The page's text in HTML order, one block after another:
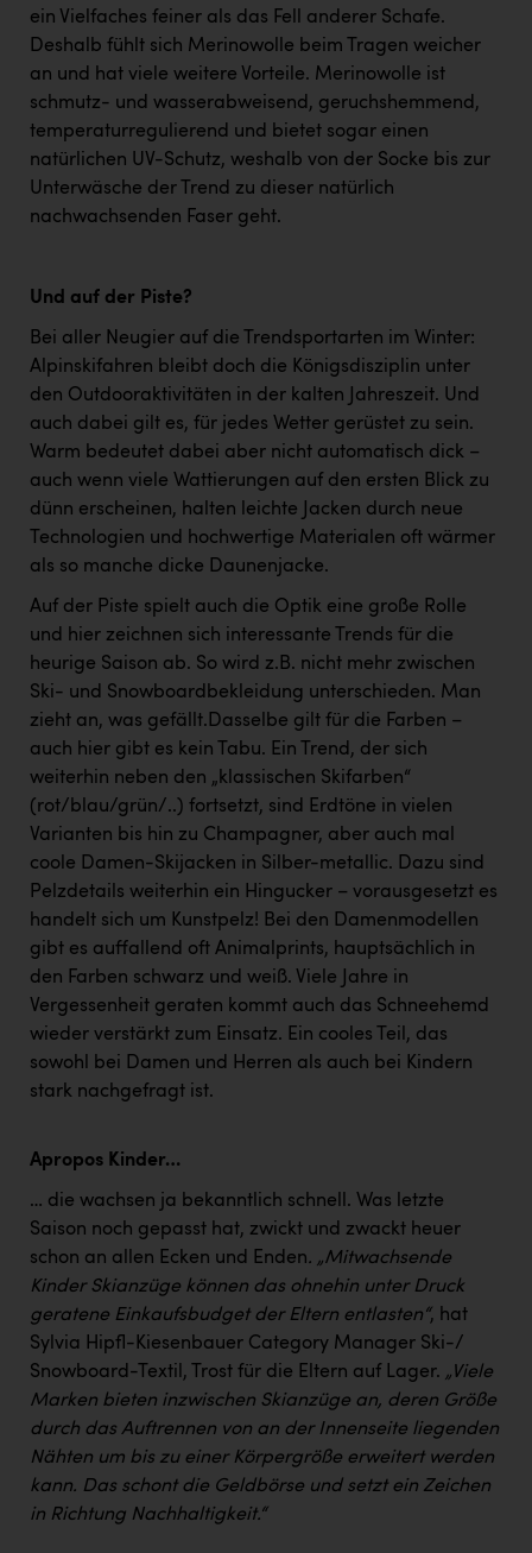
ein Vielfaches feiner als das Fell anderer Schafe.
Deshalb fühlt sich Merinowolle beim Tragen weicher
an und hat viele weitere Vorteile. Merinowolle ist
schmutz- und wasserabweisend, geruchshemmend,
temperaturregulierend und bietet sogar einen
natürlichen UV-Schutz, weshalb von der Socke bis zur
Unterwäsche der Trend zu dieser natürlich
nachwachsenden Faser geht.
Und auf der Piste?
Bei aller Neugier auf die Trendsportarten im Winter:
Alpinskifahren bleibt doch die Königsdisziplin unter
den Outdooraktivitäten in der kalten Jahreszeit. Und
auch dabei gilt es, für jedes Wetter gerüstet zu sein.
Warm bedeutet dabei aber nicht automatisch dick –
auch wenn viele Wattierungen auf den ersten Blick zu
dünn erscheinen, halten leichte Jacken durch neue
Technologien und hochwertige Materialen oft wärmer
als so manche dicke Daunenjacke.
Auf der Piste spielt auch die Optik eine große Rolle
und hier zeichnen sich interessante Trends für die
heurige Saison ab. So wird z.B. nicht mehr zwischen
Ski- und Snowboardbekleidung unterschieden. Man
zieht an, was gefällt.Dasselbe gilt für die Farben –
auch hier gibt es kein Tabu. Ein Trend, der sich
weiterhin neben den „klassischen Skifarben“
(rot/blau/grün/..) fortsetzt, sind Erdtöne in vielen
Varianten bis hin zu Champagner, aber auch mal
coole Damen-Skijacken in Silber-metallic. Dazu sind
Pelzdetails weiterhin ein Hingucker – vorausgesetzt es
handelt sich um Kunstpelz! Bei den Damenmodellen
gibt es auffallend oft Animalprints, hauptsächlich in
den Farben schwarz und weiß. Viele Jahre in
Vergessenheit geraten kommt auch das Schneehemd
wieder verstärkt zum Einsatz. Ein cooles Teil, das
sowohl bei Damen und Herren als auch bei Kindern
stark nachgefragt ist.
Apropos Kinder…
… die wachsen ja bekanntlich schnell. Was letzte
Saison noch gepasst hat, zwickt und zwackt heuer
schon an allen Ecken und Enden. „Mitwachsende
Kinder Skianzüge können das ohnehin unter Druck
geratene Einkaufsbudget der Eltern entlasten“, hat
Sylvia Hipfl-Kiesenbauer Category Manager Ski-/
Snowboard-Textil, Trost für die Eltern auf Lager. „Viele
Marken bieten inzwischen Skianzüge an, deren Größe
durch das Auftrennen von an der Innenseite liegenden
Nähten um bis zu einer Körpergröße erweitert werden
kann. Das schont die Geldbörse und setzt ein Zeichen
in Richtung Nachhaltigkeit.“